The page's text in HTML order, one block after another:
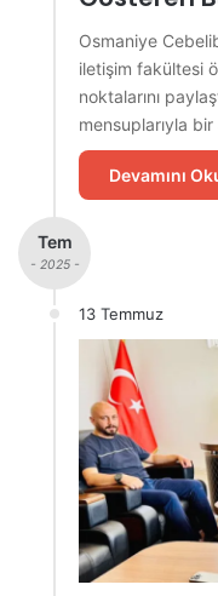
Osmaniye
iletişim fakültesi
noktalarını
mensuplarıyla
Devamını
Tem
- 2025 -
13 Temmuz